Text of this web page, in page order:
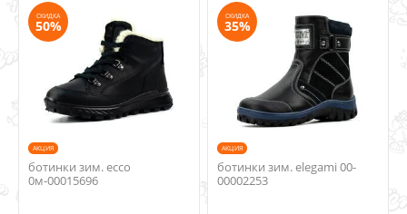
СКИДКА
50%
AКЦИЯ
ботинки зим. ecco
0м-00015696
СКИДКА
35%
AКЦИЯ
ботинки зим. elegami 00-
00002253